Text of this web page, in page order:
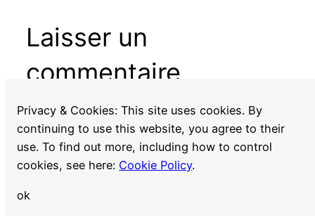
Laisser un
commentaire
Vous devezvous connecterpour publier un
commentaire.
Privacy & Cookies: This site uses cookies. By
continuing to use this website, you agree to their
use. To find out more, including how to control
cookies, see here: Cookie Policy.
ok